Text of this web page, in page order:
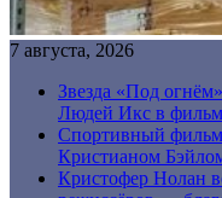
7 августа, 2026
Звезда «Под
Людей Икс в
Спортивный
Кристианом
Кристофер Нолан